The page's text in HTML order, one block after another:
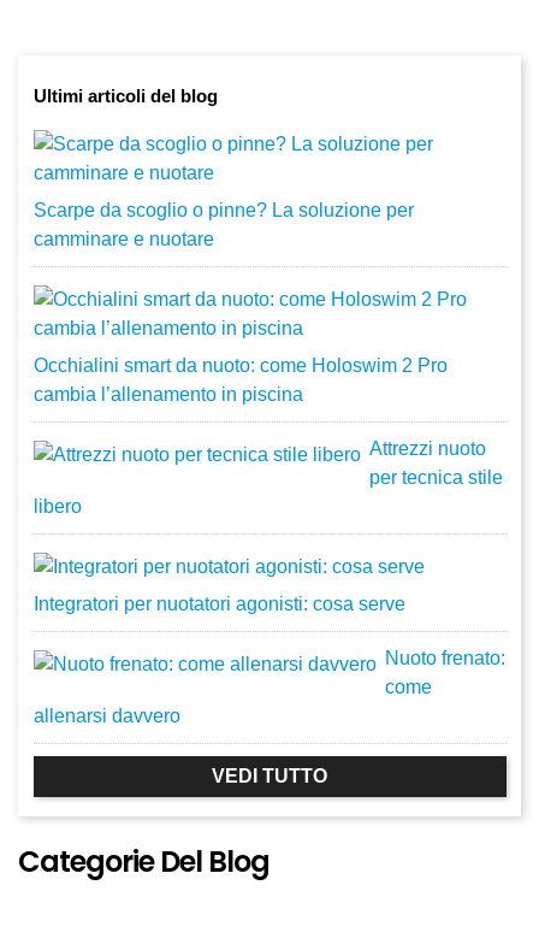
Ultimi articoli del blog
Scarpe da scoglio o pinne? La soluzione per
camminare e nuotare
Occhialini smart da nuoto: come Holoswim 2 Pro
cambia l’allenamento in piscina
Attrezzi nuoto
per tecnica stile
libero
Integratori per nuotatori agonisti: cosa serve
Nuoto frenato:
come
allenarsi davvero
VEDI TUTTO
Categorie Del Blog